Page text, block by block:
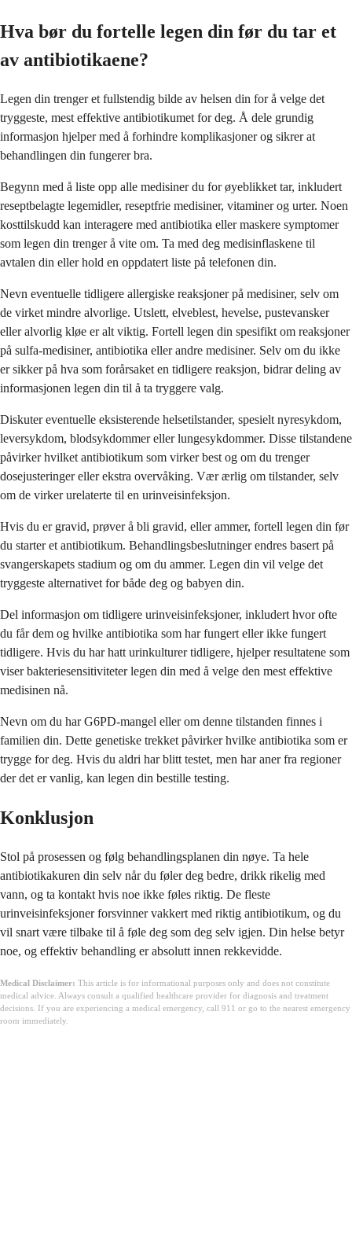
Hva bør du fortelle legen din før du tar et
av antibiotikaene?
Legen din trenger et fullstendig bilde av helsen din for å velge det
tryggeste, mest effektive antibiotikumet for deg. Å dele grundig
informasjon hjelper med å forhindre komplikasjoner og sikrer at
behandlingen din fungerer bra.
Begynn med å liste opp alle medisiner du for øyeblikket tar, inkludert
reseptbelagte legemidler, reseptfrie medisiner, vitaminer og urter. Noen
kosttilskudd kan interagere med antibiotika eller maskere symptomer
som legen din trenger å vite om. Ta med deg medisinflaskene til
avtalen din eller hold en oppdatert liste på telefonen din.
Nevn eventuelle tidligere allergiske reaksjoner på medisiner, selv om
de virket mindre alvorlige. Utslett, elveblest, hevelse, pustevansker
eller alvorlig kløe er alt viktig. Fortell legen din spesifikt om reaksjoner
på sulfa-medisiner, antibiotika eller andre medisiner. Selv om du ikke
er sikker på hva som forårsaket en tidligere reaksjon, bidrar deling av
informasjonen legen din til å ta tryggere valg.
Diskuter eventuelle eksisterende helsetilstander, spesielt nyresykdom,
leversykdom, blodsykdommer eller lungesykdommer. Disse tilstandene
påvirker hvilket antibiotikum som virker best og om du trenger
dosejusteringer eller ekstra overvåking. Vær ærlig om tilstander, selv
om de virker urelaterte til en urinveisinfeksjon.
Hvis du er gravid, prøver å bli gravid, eller ammer, fortell legen din før
du starter et antibiotikum. Behandlingsbeslutninger endres basert på
svangerskapets stadium og om du ammer. Legen din vil velge det
tryggeste alternativet for både deg og babyen din.
Del informasjon om tidligere urinveisinfeksjoner, inkludert hvor ofte
du får dem og hvilke antibiotika som har fungert eller ikke fungert
tidligere. Hvis du har hatt urinkulturer tidligere, hjelper resultatene som
viser bakteriesensitiviteter legen din med å velge den mest effektive
medisinen nå.
Nevn om du har G6PD-mangel eller om denne tilstanden finnes i
familien din. Dette genetiske trekket påvirker hvilke antibiotika som er
trygge for deg. Hvis du aldri har blitt testet, men har aner fra regioner
der det er vanlig, kan legen din bestille testing.
Konklusjon
Stol på prosessen og følg behandlingsplanen din nøye. Ta hele
antibiotikakuren din selv når du føler deg bedre, drikk rikelig med
vann, og ta kontakt hvis noe ikke føles riktig. De fleste
urinveisinfeksjoner forsvinner vakkert med riktig antibiotikum, og du
vil snart være tilbake til å føle deg som deg selv igjen. Din helse betyr
noe, og effektiv behandling er absolutt innen rekkevidde.
Medical Disclaimer: This article is for informational purposes only and does not constitute
medical advice. Always consult a qualified healthcare provider for diagnosis and treatment
decisions. If you are experiencing a medical emergency, call 911 or go to the nearest emergency
room immediately.